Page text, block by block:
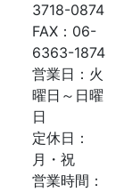
3718-0874
FAX：06-
6363-1874
営業日：火
曜日～日曜
日
定休日：
月・祝
営業時間：